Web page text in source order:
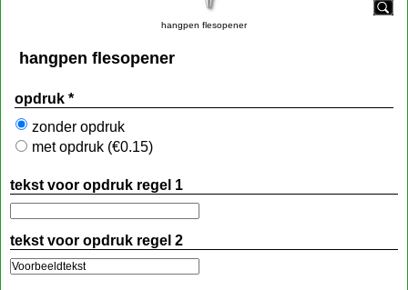
hangpen flesopener
hangpen flesopener
opdruk *
zonder opdruk
met opdruk (€0.15)
tekst voor opdruk regel 1
tekst voor opdruk regel 2